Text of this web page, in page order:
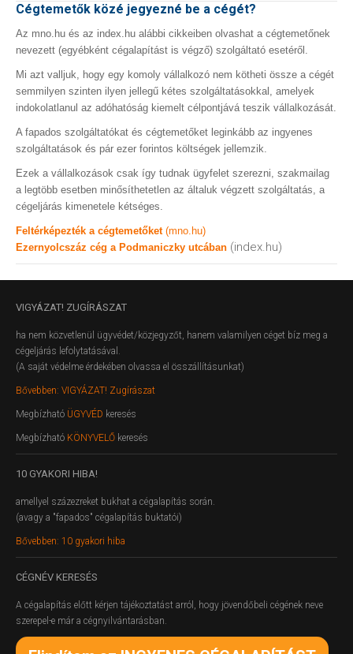
Cégtemetők közé jegyezné be a cégét?
Az mno.hu és az index.hu alábbi cikkeiben olvashat a cégtemetőnek
nevezett (egyébként cégalapítást is végző) szolgáltató esetéről.
Mi azt valljuk, hogy egy komoly vállalkozó nem kötheti össze a cégét
semmilyen szinten ilyen jellegű kétes szolgáltatásokkal, amelyek
indokolatlanul az adóhatóság kiemelt célpontjává teszik vállalkozását.
A fapados szolgáltatókat és cégtemetőket leginkább az ingyenes
szolgáltatások és pár ezer forintos költségek jellemzik.
Ezek a vállalkozások csak így tudnak ügyfelet szerezni, szakmailag
a legtöbb esetben minősíthetetlen az általuk végzett szolgáltatás, a
cégeljárás kimenetele kétséges.
Feltérképezték a cégtemetőket (mno.hu)
Ezernyolcszáz cég a Podmaniczky utcában (index.hu)
VIGYÁZAT! ZUGÍRÁSZAT
ha nem közvetlenül ügyvédet/közjegyzőt, hanem valamilyen céget bíz meg a
cégeljárás lefolytatásával.
(A saját védelme érdekében olvassa el összállításunkat)
Bővebben: VIGYÁZAT! Zugírászat
Megbízható ÜGYVÉD keresés
Megbízható KÖNYVELŐ keresés
10 GYAKORI HIBA!
amellyel százezreket bukhat a cégalapítás során.
(avagy a "fapados" cégalapítás buktatói)
Bővebben: 10 gyakori hiba
CÉGNÉV KERESÉS
A cégalapítás előtt kérjen tájékoztatást arról, hogy jövendőbeli cégének neve
szerepel-e már a cégnyilvántarásban.